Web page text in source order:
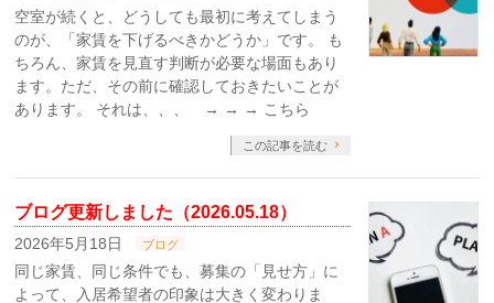
空室が続くと、どうしても最初に考えてしまう
のが、「家賃を下げるべきかどうか」です。 も
ちろん、家賃を見直す判断が必要な場面もあり
ます。ただ、その前に確認しておきたいことが
あります。 それは、、、 → → → こちら
この記事を読む
ブログ更新しました（2026.05.18）
2026年5月18日 ブログ
同じ家賃、同じ条件でも、募集の「見せ方」に
よって、入居希望者の印象は大きく変わりま